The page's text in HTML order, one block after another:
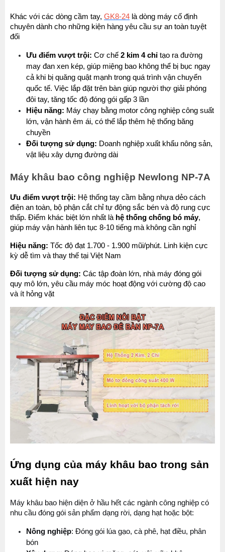
Khác với các dòng cầm tay, GK8-24 là dòng máy cố định
chuyên dành cho những kiện hàng yêu cầu sự an toàn tuyệt
đối
Ưu điểm vượt trội: Cơ chế 2 kim 4 chỉ tạo ra đường
may đan xen kép, giúp miệng bao không thể bị bục ngay
cả khi bị quăng quật mạnh trong quá trình vận chuyển
quốc tế. Việc lắp đặt trên bàn giúp người thợ giải phóng
đôi tay, tăng tốc độ đóng gói gấp 3 lần
Hiệu năng: Máy chạy bằng motor công nghiệp công suất
lớn, vận hành êm ái, có thể lắp thêm hệ thống băng
chuyền
Đối tượng sử dụng: Doanh nghiệp xuất khẩu nông sản,
vật liệu xây dựng đường dài
Máy khâu bao công nghiệp Newlong NP-7A
Ưu điểm vượt trội: Hệ thống tay cầm bằng nhựa dẻo cách
điện an toàn, bộ phận cắt chỉ tự động sắc bén và độ rung cực
thấp. Điểm khác biệt lớn nhất là hệ thống chống bó máy,
giúp máy vận hành liên tục 8-10 tiếng mà không cần nghỉ
Hiệu năng: Tốc độ đạt 1.700 - 1.900 mũi/phút. Linh kiện cực
kỳ dễ tìm và thay thế tại Việt Nam
Đối tượng sử dụng: Các tập đoàn lớn, nhà máy đóng gói
quy mô lớn, yêu cầu máy móc hoạt động với cường độ cao
và ít hỏng vặt
Ứng dụng của máy khâu bao trong sản
xuất hiện nay
Máy khâu bao hiện diện ở hầu hết các ngành công nghiệp có
nhu cầu đóng gói sản phẩm dạng rời, dạng hạt hoặc bột:
Nông nghiệp: Đóng gói lúa gạo, cà phê, hạt điều, phân
bón